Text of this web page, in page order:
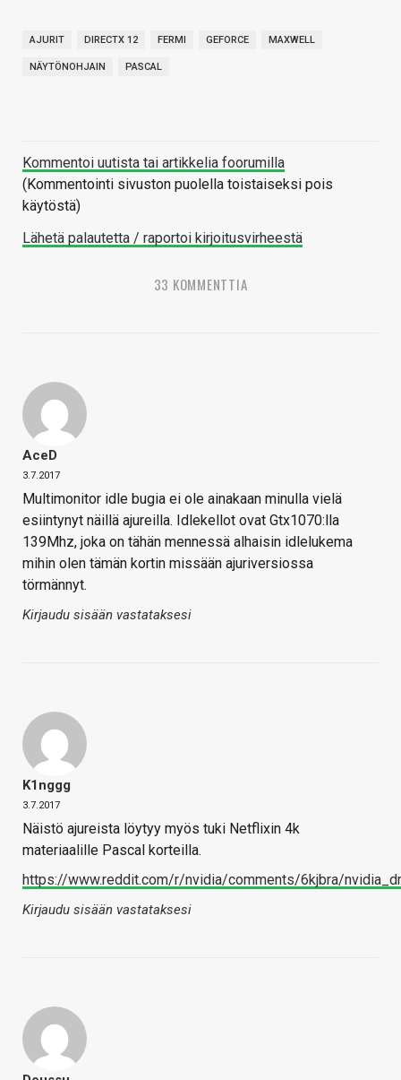
AJURIT DIRECTX 12 FERMI GEFORCE MAXWELL
NÄYTÖNOHJAIN PASCAL
Kommentoi uutista tai artikkelia foorumilla
(Kommentointi sivuston puolella toistaiseksi pois
käytöstä)
Lähetä palautetta / raportoi kirjoitusvirheestä
33 KOMMENTTIA
AceD
3.7.2017
Multimonitor idle bugia ei ole ainakaan minulla vielä
esiintynyt näillä ajureilla. Idlekellot ovat Gtx1070:lla
139Mhz, joka on tähän mennessä alhaisin idlelukema
mihin olen tämän kortin missään ajuriversiossa
törmännyt.
Kirjaudu sisään vastataksesi
K1nggg
3.7.2017
Näistö ajureista löytyy myös tuki Netflixin 4k
materiaalille Pascal korteilla.
https://www.reddit.com/r/nvidia/comments/6kjbra/
Kirjaudu sisään vastataksesi